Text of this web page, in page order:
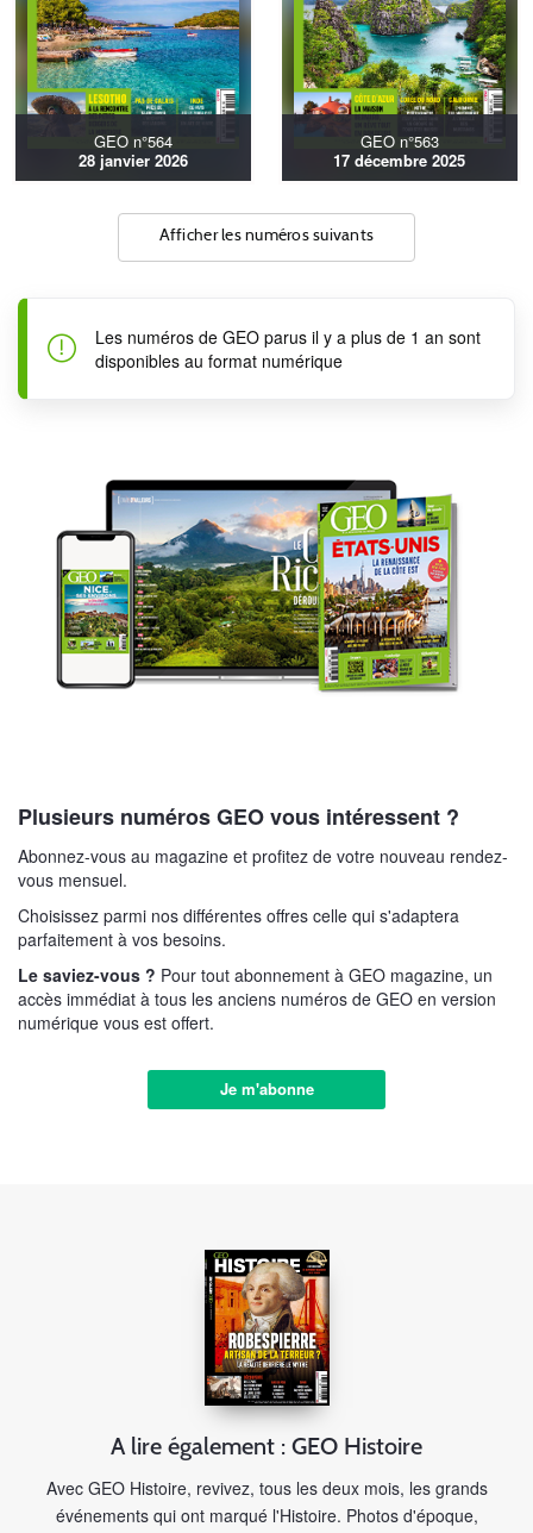
GEO n°564
28 janvier 2026
GEO n°563
17 décembre 2025
Afficher les numéros suivants
Les numéros de GEO parus il y a plus de 1 an sont
disponibles au format numérique
Plusieurs numéros GEO vous intéressent ?
Abonnez-vous au magazine et profitez de votre nouveau rendez-
vous mensuel.
Choisissez parmi nos différentes offres celle qui s'adaptera
parfaitement à vos besoins.
Le saviez-vous ? Pour tout abonnement à GEO magazine, un
accès immédiat à tous les anciens numéros de GEO en version
numérique vous est offert.
Je m'abonne
A lire également : GEO Histoire
Avec GEO Histoire, revivez, tous les deux mois, les grands
événements qui ont marqué l'Histoire. Photos d'époque,